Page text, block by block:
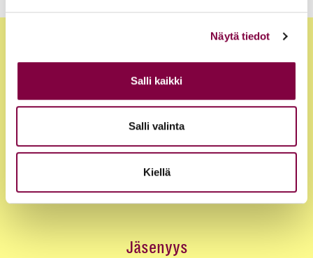
Näytä tiedot
Salli kaikki
Salli valinta
Kiellä
Jäsenyys